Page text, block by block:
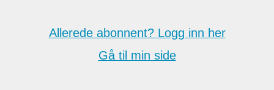
Allerede abonnent? Logg inn her
Gå til min side